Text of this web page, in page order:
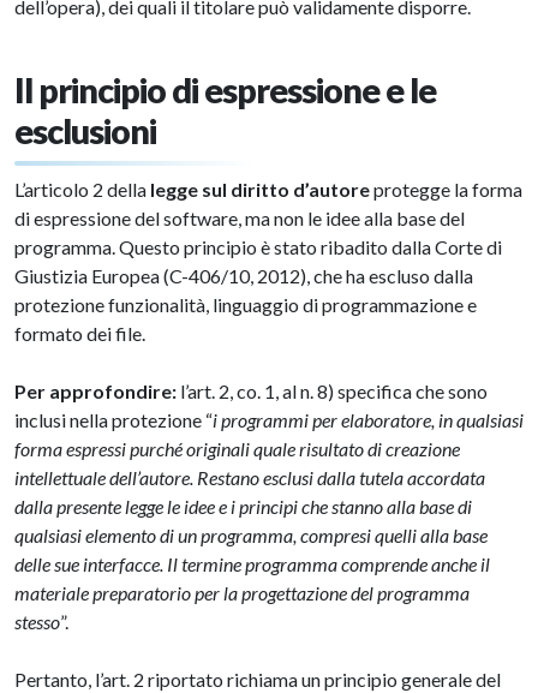
dell’opera), dei quali il titolare può validamente disporre.
Il principio di espressione e le
esclusioni
L’articolo 2 della legge sul diritto d’autoreprotegge la forma
di espressione del software, ma non le idee alla base del
programma. Questo principio è stato ribadito dalla Corte di
Giustizia Europea (C-406/10, 2012), che ha escluso dalla
protezione funzionalità, linguaggio di programmazione e
formato dei file.
Per approfondire: l’art. 2, co. 1, al n. 8) specifica che sono
inclusi nella protezione “i programmi per elaboratore, in qualsiasi
forma espressi purché originali quale risultato di creazione
intellettuale dell’autore. Restano esclusi dalla tutela accordata
dalla presente legge le idee e i principi che stanno alla base di
qualsiasi elemento di un programma, compresi quelli alla base
delle sue interfacce. Il termine programma comprende anche il
materiale preparatorio per la progettazione del programma
stesso”.
Pertanto, l’art. 2 riportato richiama un principio generale del